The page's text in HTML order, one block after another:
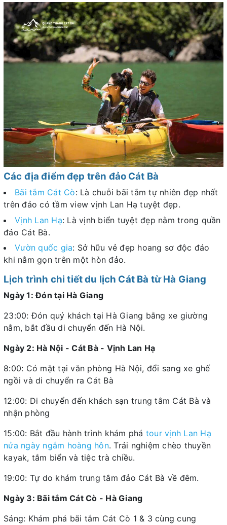
Các địa điểm đẹp trên đảo Cát Bà
Bãi tắm Cát Cò: Là chuỗi bãi tắm tự nhiên đẹp nhất
trên đảo có tầm view vịnh Lan Hạ tuyệt đẹp.
Vịnh Lan Hạ: Là vịnh biển tuyệt đẹp nằm trong quần
đảo Cát Bà.
Vườn quốc gia: Sở hữu vẻ đẹp hoang sơ độc đáo
khi nằm gọn trên một hòn đảo.
Lịch trình chi tiết du lịch Cát Bà từ Hà Giang
Ngày 1: Đón tại Hà Giang
23:00: Đón quý khách tại Hà Giang bằng xe giường
nằm, bắt đầu di chuyển đến Hà Nội.
Ngày 2: Hà Nội - Cát Bà - Vịnh Lan Hạ
8:00: Có mặt tại văn phòng Hà Nội, đổi sang xe ghế
ngồi và di chuyển ra Cát Bà
12:00: Di chuyển đến khách sạn trung tâm Cát Bà và
nhận phòng
15:00: Bắt đầu hành trình khám phá tour vịnh Lan Hạ
nửa ngày ngắm hoàng hôn. Trải nghiệm chèo thuyền
kayak, tắm biển và tiệc trà chiều.
19:00: Tự do khám trung tâm đảo Cát Bà về đêm.
Ngày 3: Bãi tắm Cát Cò - Hà Giang
Sáng: Khám phá bãi tắm Cát Cò 1 & 3 cùng cung